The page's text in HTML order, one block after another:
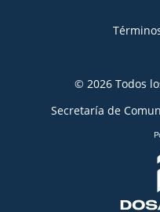
© 2026 Todos
Secretaría de